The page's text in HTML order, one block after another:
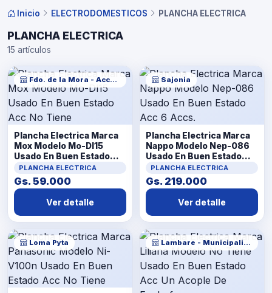
Inicio ELECTRODOMESTICOS PLANCHA ELECTRICA
PLANCHA ELECTRICA
15 artículos
Fdo. de la Mora - Acceso Sur
Plancha Electrica Marca
Mox Modelo Mo-Dl15
Usado En Buen Estado
Acc No Tiene
PLANCHA ELECTRICA
Gs. 59.000
Ver detalle
Sajonia
Plancha Electrica Marca
Nappo Modelo Nep-086
Usado En Buen Estado
Acc 6 Accs.
PLANCHA ELECTRICA
Gs. 219.000
Ver detalle
Loma Pyta Lambare - Municipalidad